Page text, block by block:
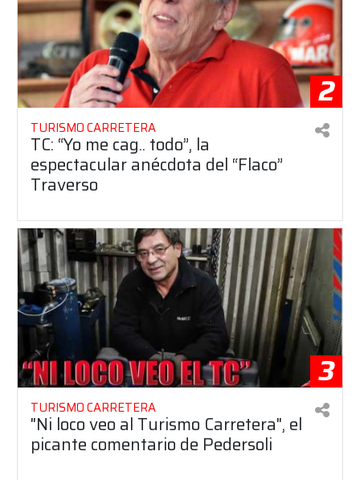
2
TURISMO CARRETERA
TC: “Yo me cag.. todo”, la
espectacular anécdota del “Flaco”
Traverso
3
TURISMO CARRETERA
"Ni loco veo al Turismo Carretera", el
picante comentario de Pedersoli